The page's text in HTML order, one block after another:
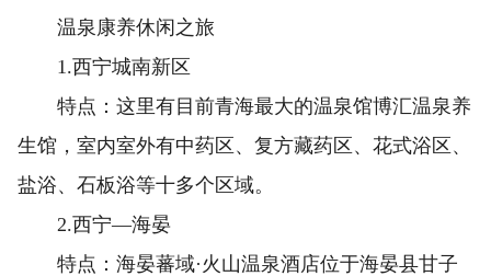
温泉康养休闲之旅
1.西宁城南新区
特点：这里有目前青海最大的温泉馆博汇温泉养
生馆，室内室外有中药区、复方藏药区、花式浴区、
盐浴、石板浴等十多个区域。
2.西宁—海晏
特点：海晏蕃域·火山温泉酒店位于海晏县甘子